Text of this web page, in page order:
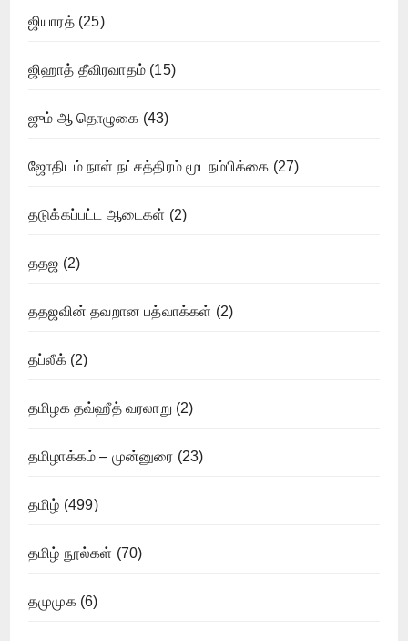
ஜியாரத்(25)
ஜிஹாத் தீவிரவாதம் (15)
ஜும் ஆ தொழுகை (43)
ஜோதிடம் நாள் நட்சத்திரம் மூடநம்பிக்கை (27)
தடுக்கப்பட்ட ஆடைகள் (2)
ததஜ (2)
ததஜவின் தவறான பத்வாக்கள் (2)
தப்லீக்(2)
தமிழக தவ்ஹீத் வரலாறு (2)
தமிழாக்கம் – முன்னுரை (23)
தமிழ் (499)
தமிழ் நூல்கள் (70)
தமுமுக(6)